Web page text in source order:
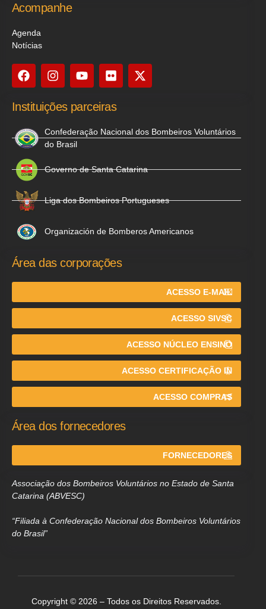
Acompanhe
Agenda
Notícias
Instituições parceiras
Confederação Nacional dos Bombeiros Voluntários
do Brasil
Governo de Santa Catarina
Liga dos Bombeiros Portugueses
Organización de Bomberos Americanos
Área das corporações
ACESSO E-MAIL
ACESSO SIVSC
ACESSO NÚCLEO ENSINO
ACESSO CERTIFICAÇÃO IN
ACESSO COMPRAS
Área dos fornecedores
FORNECEDORES
Associação dos Bombeiros Voluntários no Estado de Santa
Catarina (ABVESC)
“Filiada à Confederação Nacional dos Bombeiros Voluntários
do Brasil”
Copyright © 2026 – Todos os Direitos Reservados.